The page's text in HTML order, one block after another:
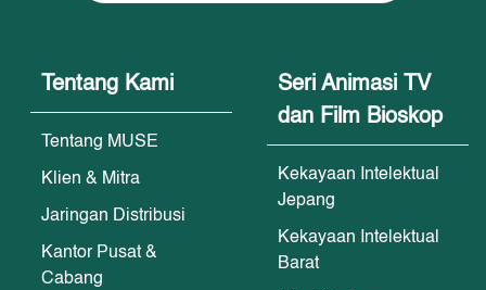
Tentang Kami
Tentang MUSE
Klien & Mitra
Jaringan Distribusi
Kantor Pusat &
Cabang
Seri Animasi TV
dan Film Bioskop
Kekayaan Intelektual
Jepang
Kekayaan Intelektual
Barat